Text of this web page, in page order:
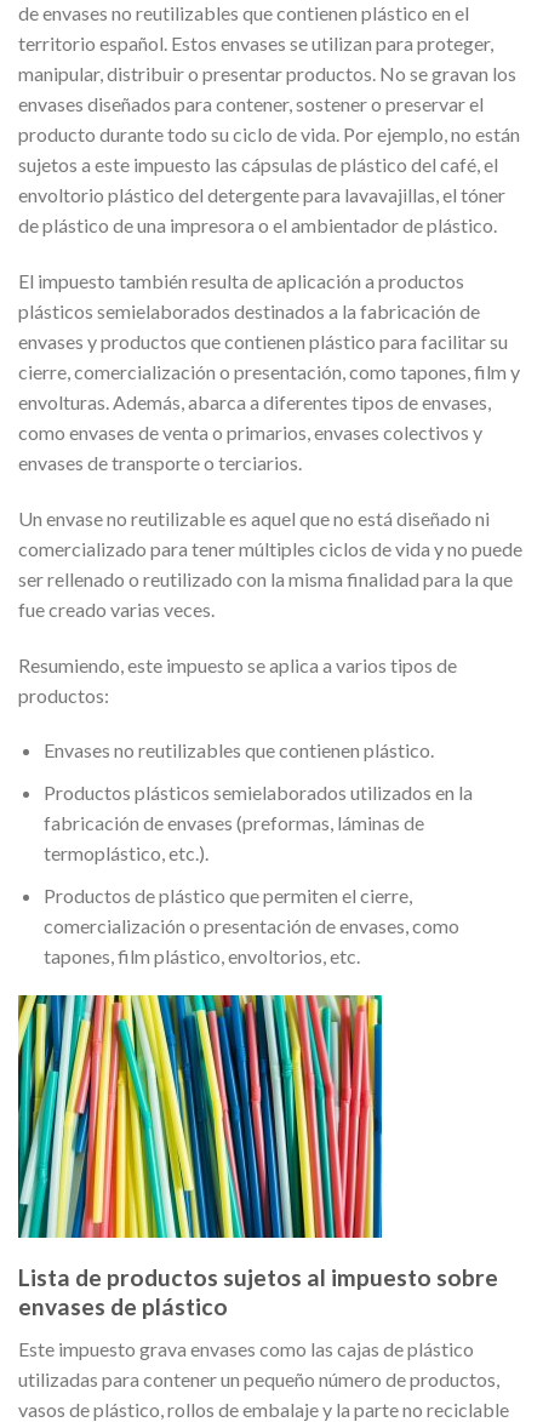
de envases no reutilizables que contienen plástico en el
territorio español. Estos envases se utilizan para proteger,
manipular, distribuir o presentar productos. No se gravan los
envases diseñados para contener, sostener o preservar el
producto durante todo su ciclo de vida. Por ejemplo, no están
sujetos a este impuesto las cápsulas de plástico del café, el
envoltorio plástico del detergente para lavavajillas, el tóner
de plástico de una impresora o el ambientador de plástico.
El impuesto también resulta de aplicación a productos
plásticos semielaborados destinados a la fabricación de
envases y productos que contienen plástico para facilitar su
cierre, comercialización o presentación, como tapones, film y
envolturas. Además, abarca a diferentes tipos de envases,
como envases de venta o primarios, envases colectivos y
envases de transporte o terciarios.
Un envase no reutilizable es aquel que no está diseñado ni
comercializado para tener múltiples ciclos de vida y no puede
ser rellenado o reutilizado con la misma finalidad para la que
fue creado varias veces.
Resumiendo, este impuesto se aplica a varios tipos de
productos:
Envases no reutilizables que contienen plástico.
Productos plásticos semielaborados utilizados en la
fabricación de envases (preformas, láminas de
termoplástico, etc.).
Productos de plástico que permiten el cierre,
comercialización o presentación de envases, como
tapones, film plástico, envoltorios, etc.
Lista de productos sujetos al impuesto sobre
envases de plástico
Este impuesto grava envases como las cajas de plástico
utilizadas para contener un pequeño número de productos,
vasos de plástico, rollos de embalaje y la parte no reciclable